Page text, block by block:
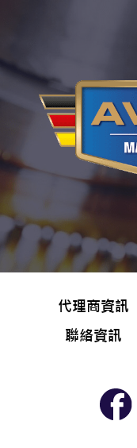
0002-000304
代理商資訊
聯絡資訊